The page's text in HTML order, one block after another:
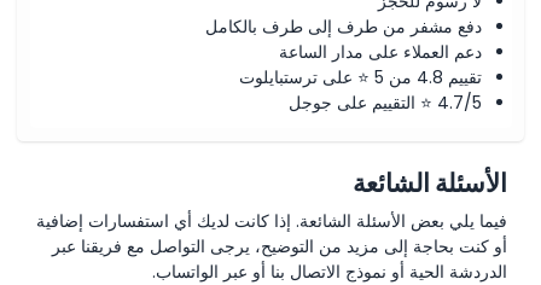
دفع مشفر من طرف إلى طرف بالكامل
دعم العملاء على مدار الساعة
تقييم 4.8 من 5 ⭐ على ترستبايلوت
4.7/5 ⭐ التقييم على جوجل
الأسئلة الشائعة
فيما يلي بعض الأسئلة الشائعة. إذا كانت لديك أي استفسارات إضافية
أو كنت بحاجة إلى مزيد من التوضيح، يرجى التواصل مع فريقنا عبر
الدردشة الحية أو نموذج الاتصال بنا أو عبر الواتساب.